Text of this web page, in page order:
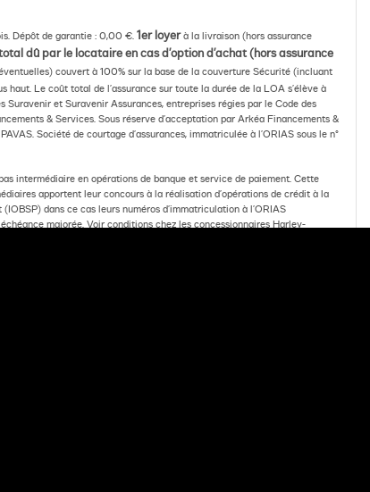
Dépôt de garantie : 0,00 €. 1er loyerà la livraison (hors assurance
dû par le locataire en cas d’option d’achat (hors assurance
couvert à 100% sur la base de la couverture Sécurité (incluant
haut. Le coût total de l’assurance sur toute la durée de la LOA s’élève à
et Suravenir Assurances, entreprises régies par le Code des
& Services. Sous réserve d’acceptation par Arkéa Financements &
Société de courtage d’assurances, immatriculée à l’ORIAS sous le n°
intermédiaire en opérations de banque et service de paiement. Cette
apportent leur concours à la réalisation d’opérations de crédit à la
dans ce cas leurs numéros d’immatriculation à l’ORIAS
majorée. Voir conditions chez les concessionnaires Harley-